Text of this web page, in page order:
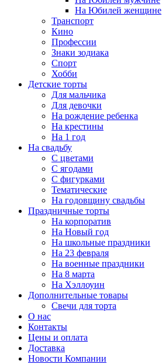
На Юбилей женщине
Транспорт
Кино
Профессии
Знаки зодиака
Спорт
Хобби
Детские торты
Для мальчика
Для девочки
На рождение ребенка
На крестины
На 1 год
На свадьбу
С цветами
С ягодами
С фигурками
Тематические
На годовщину свадьбы
Праздничные торты
На корпоратив
На Новый год
На школьные праздники
На 23 февраля
На военные праздники
На 8 марта
На Хэллоуин
Дополнительные товары
Свечи для торта
О нас
Контакты
Цены и оплата
Доставка
Новости Компании